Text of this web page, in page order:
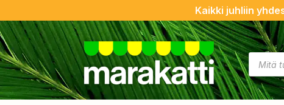
Kaikki juhliin